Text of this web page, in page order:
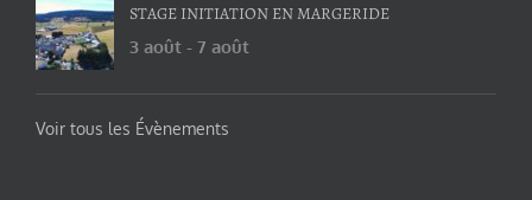
STAGE INITIATION EN MARGERIDE
3 août - 7 août
Voir tous les Évènements